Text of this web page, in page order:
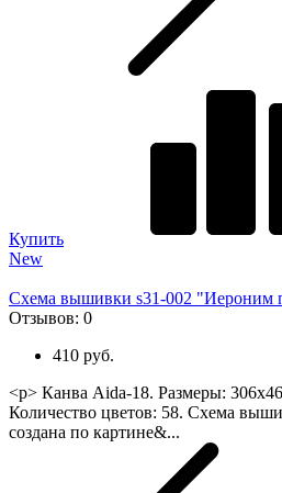
Купить
New
Схема вышивки s31-002 "Иероним
Отзывов: 0
410 руб.
<p> Канва Aida-18. Размеры:
Количество цветов: 58. Схема
создана по картине&...